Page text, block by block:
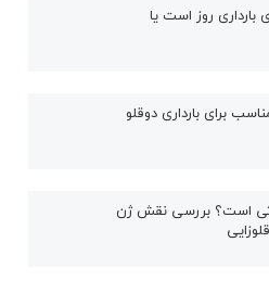
بارداری روز است یا
برای بارداری دوقلو
است؟ بررسی نقش ژن